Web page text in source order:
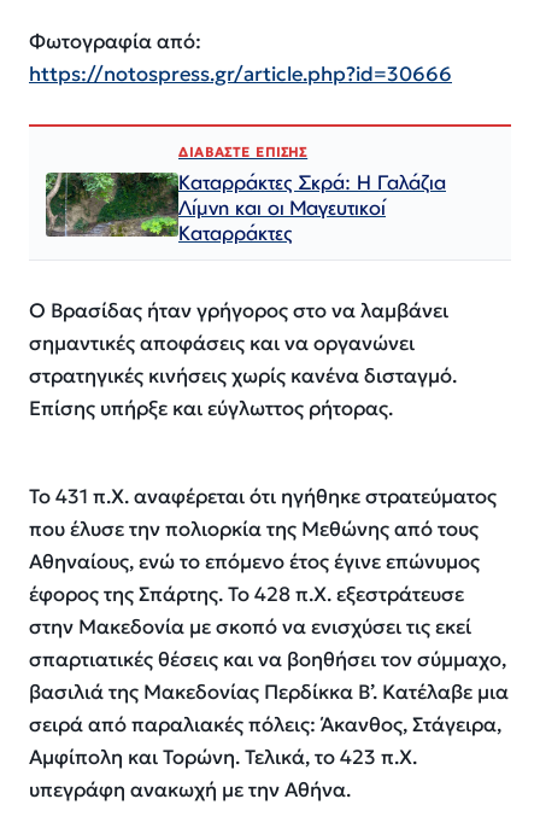
Φωτογραφία από:
https://notospress.gr/article.php?id=30666
ΔΙΑΒΑΣΤΕ ΕΠΙΣΗΣ
Καταρράκτες Σκρά: Η Γαλάζια
Λίμνη και οι Μαγευτικοί
Καταρράκτες
Ο Βρασίδας ήταν γρήγορος στο να λαμβάνει
σημαντικές αποφάσεις και να οργανώνει
στρατηγικές κινήσεις χωρίς κανένα δισταγμό.
Επίσης υπήρξε και εύγλωττος ρήτορας.
Το 431 π.Χ. αναφέρεται ότι ηγήθηκε στρατεύματος
που έλυσε την πολιορκία της Μεθώνης από τους
Αθηναίους, ενώ το επόμενο έτος έγινε επώνυμος
έφορος της Σπάρτης. Το 428 π.Χ. εξεστράτευσε
στην Μακεδονία με σκοπό να ενισχύσει τις εκεί
σπαρτιατικές θέσεις και να βοηθήσει τον σύμμαχο,
βασιλιά της Μακεδονίας Περδίκκα Β’. Κατέλαβε μια
σειρά από παραλιακές πόλεις: Άκανθος, Στάγειρα,
Αμφίπολη και Τορώνη. Τελικά, το 423 π.Χ.
υπεγράφη ανακωχή με την Αθήνα.